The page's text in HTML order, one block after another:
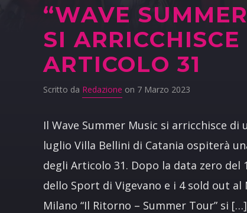
“WAVE
SI
ARTICOLO 31
Scritto da Redazione on 7 Marzo 2023
Il Wave Summer Music si arricchisce di
luglio Villa Bellini di Catania ospiterà
degli Articolo 31. Dopo la data zero del
dello Sport di Vigevano e i 4 sold out
Milano “Il Ritorno – Summer Tour” si […]